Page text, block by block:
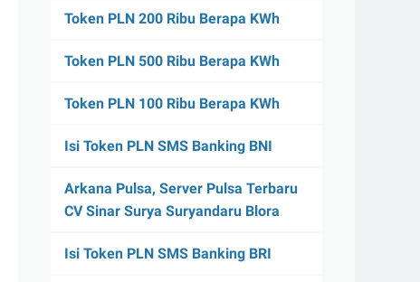
Token PLN 200 Ribu Berapa KWh
Token PLN 500 Ribu Berapa KWh
Token PLN 100 Ribu Berapa KWh
Isi Token PLN SMS Banking BNI
Arkana Pulsa, Server Pulsa Terbaru
CV Sinar Surya Suryandaru Blora
Isi Token PLN SMS Banking BRI